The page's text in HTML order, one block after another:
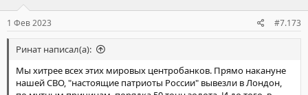
1 Фев 2023 #7.173
Ринат написал(а):
Мы хитрее всех этих мировых центробанков. Прямо накануне
нашей СВО, "настоящие патриоты России" вывезли в Лондон,